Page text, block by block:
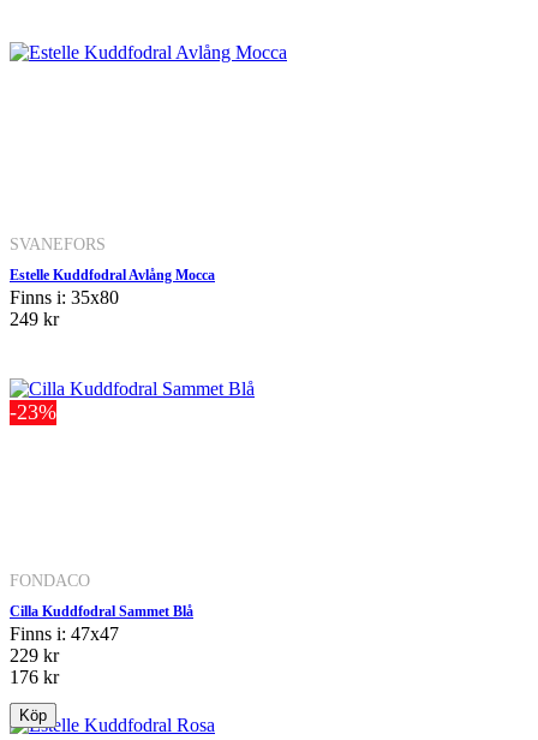
SVANEFORS
Estelle Kuddfodral Avlång Mocca
Finns i: 35x80
249 kr
-23%
FONDACO
Cilla Kuddfodral Sammet Blå
Finns i: 47x47
229 kr
176 kr